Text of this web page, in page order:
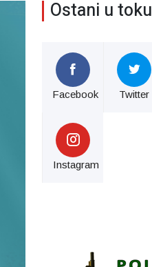
Ostani u toku
Facebook Twitter
Instagram